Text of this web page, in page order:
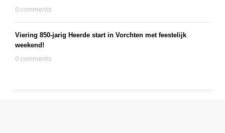
0 comments
Viering 850-jarig Heerde start in Vorchten met feestelijk
weekend!
0 comments